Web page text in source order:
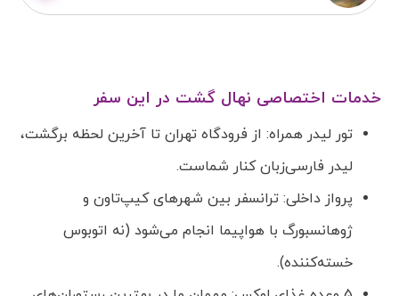
خدمات اختصاصی نهال گشت در این سفر
تور لیدر همراه: از فرودگاه تهران تا آخرین لحظه برگشت،
لیدر فارسی‌زبان کنار شماست.
پرواز داخلی: ترانسفر بین شهرهای کیپ‌تاون و
ژوهانسبورگ با هواپیما انجام می‌شود (نه اتوبوس
خسته‌کننده).